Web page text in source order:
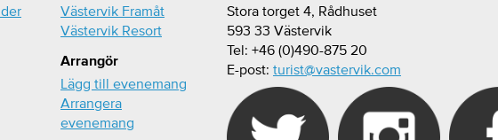
Västervik Framåt
Västervik Resort
Arrangör
Lägg till evenemang
Arrangera
evenemang
Stora torget 4, Rådhuset
593 33 Västervik
Tel: +46 (0)490-875 20
E-post: turist@vastervik.com